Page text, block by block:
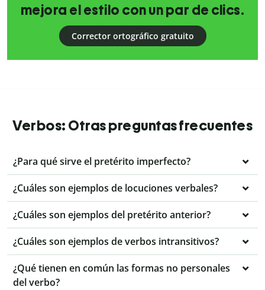
mejora el estilo con un par de clics.
Corrector ortográfico gratuito
Verbos: Otras preguntas frecuentes
¿Para qué sirve el pretérito imperfecto?
¿Cuáles son ejemplos de locuciones verbales?
¿Cuáles son ejemplos del pretérito anterior?
¿Cuáles son ejemplos de verbos intransitivos?
¿Qué tienen en común las formas no personales
del verbo?